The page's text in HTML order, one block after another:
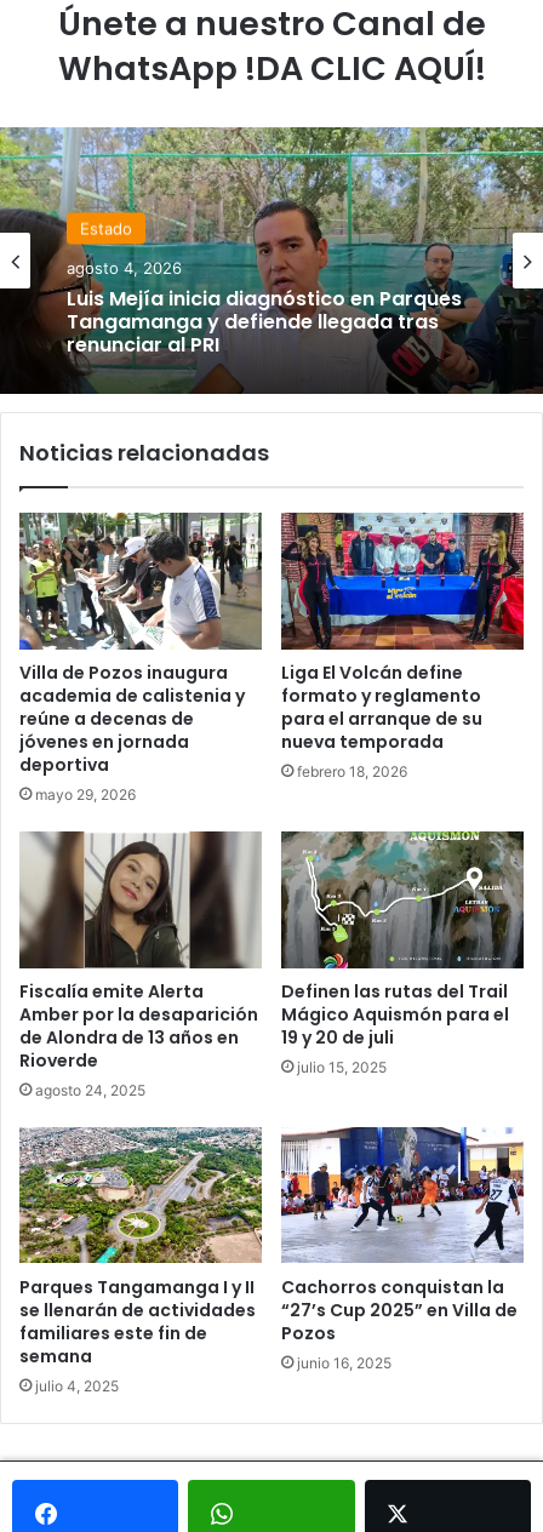
Únete a nuestro Canal de
WhatsApp !DA CLIC AQUÍ!
Estado
agosto 4, 2026
Luis Mejía inicia diagnóstico en Parques
Tangamanga y defiende llegada tras
renunciar al PRI
Noticias relacionadas
Villa de Pozos inaugura
academia de calistenia y
reúne a decenas de
jóvenes en jornada
deportiva
mayo 29, 2026
Liga El Volcán define
formato y reglamento
para el arranque de su
nueva temporada
febrero 18, 2026
Fiscalía emite Alerta
Amber por la desaparición
de Alondra de 13 años en
Rioverde
agosto 24, 2025
Definen las rutas del Trail
Mágico Aquismón para el
19 y 20 de juli
julio 15, 2025
Parques Tangamanga I y II
se llenarán de actividades
familiares este fin de
semana
julio 4, 2025
Cachorros conquistan la
“27’s Cup 2025” en Villa de
Pozos
junio 16, 2025
© Copyright 2026, Todos los derechos reservados - Metrópoli